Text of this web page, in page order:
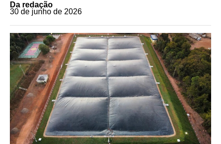
Da redação
30 de junho de 2026